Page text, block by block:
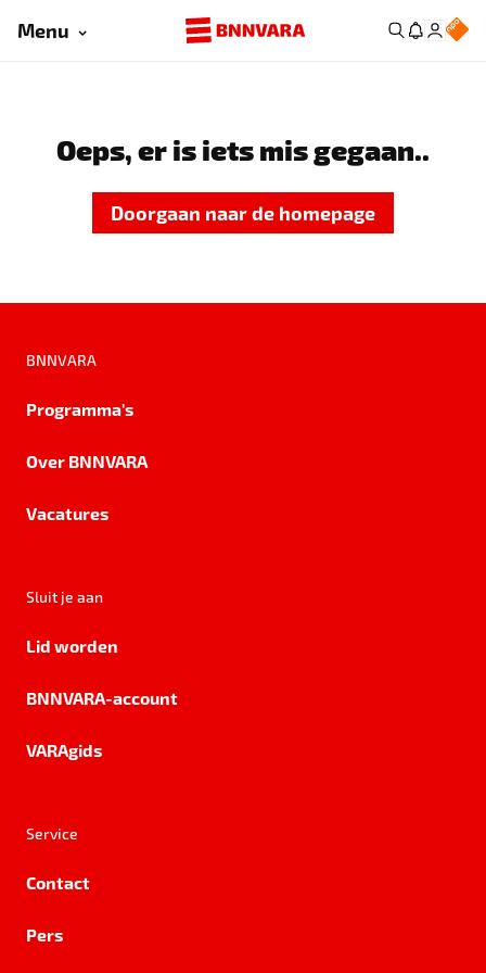
Menu
Oeps, er is iets mis gegaan..
Doorgaan naar de homepage
BNNVARA
Programma's
Over BNNVARA
Vacatures
Sluit je aan
Lid worden
BNNVARA-account
VARAgids
Service
Contact
Pers